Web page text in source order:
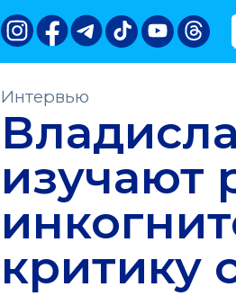
Интервью
изучают
критику